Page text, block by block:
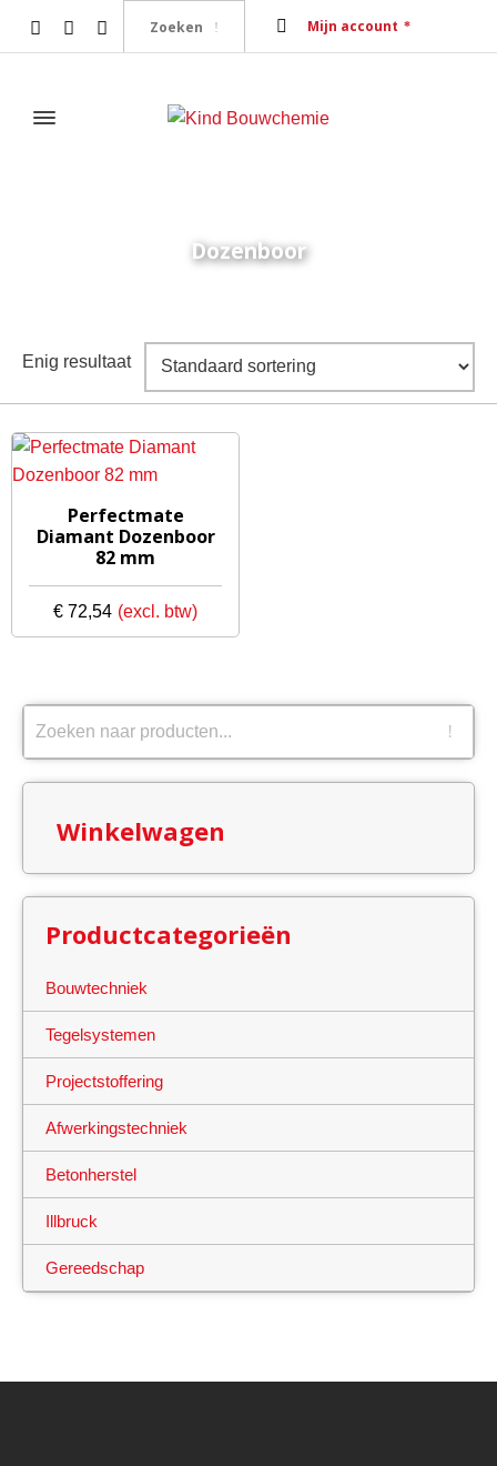
Mijn account
Dozenboor
Enig resultaat
Perfectmate
Diamant Dozenboor
82 mm
€ 72,54
Winkelwagen
Productcategorieën
Bouwtechniek
Tegelsystemen
Projectstoffering
Afwerkingstechniek
Betonherstel
Illbruck
Gereedschap